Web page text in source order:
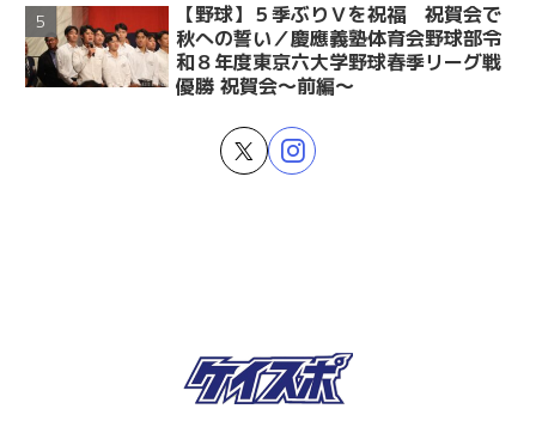
【野球】５季ぶりＶを祝福 祝賀会で
秋への誓い／慶應義塾体育会野球部令
和８年度東京六大学野球春季リーグ戦
優勝 祝賀会～前編～